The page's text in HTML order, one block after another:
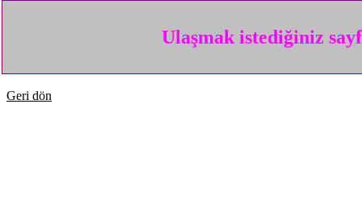
Ulaşmak istediğiniz
Geri dön